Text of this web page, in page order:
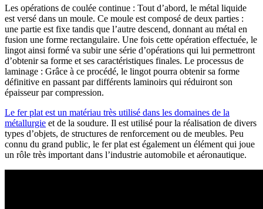
Les opérations de coulée continue : Tout d’abord, le métal liquide
est versé dans un moule. Ce moule est composé de deux parties :
une partie est fixe tandis que l’autre descend, donnant au métal en
fusion une forme rectangulaire. Une fois cette opération effectuée, le
lingot ainsi formé va subir une série d’opérations qui lui permettront
d’obtenir sa forme et ses caractéristiques finales. Le processus de
laminage : Grâce à ce procédé, le lingot pourra obtenir sa forme
définitive en passant par différents laminoirs qui réduiront son
épaisseur par compression.
Le fer plat est un matériau très utilisé dans les domaines de la
métallurgie et de la soudure. Il est utilisé pour la réalisation de divers
types d’objets, de structures de renforcement ou de meubles. Peu
connu du grand public, le fer plat est également un élément qui joue
un rôle très important dans l’industrie automobile et aéronautique.